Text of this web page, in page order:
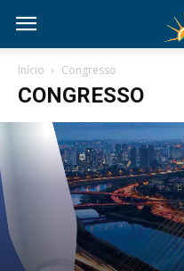
Início Congresso
CONGRESSO